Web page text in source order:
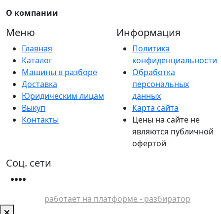
О компании
Меню
Главная
Каталог
Машины в разборе
Доставка
Юридическим лицам
Выкуп
Контакты
Информация
Политика
конфиденциальности
Обработка
персональных
данных
Карта сайта
Цены на сайте не
являются публичной
офертой
Соц. сети
работает на платформе - разбиратор